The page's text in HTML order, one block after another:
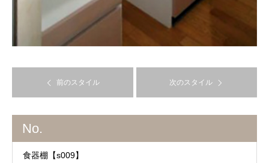
前のスタイル 次のスタイル
No.
食器棚【s009】